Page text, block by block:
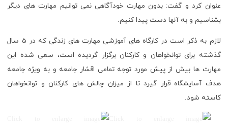
عنوان کرد و گفت: بدون مهارت خودآگاهی نمی توانیم مهارت های ديگر
بشناسیم و به آنها دست پیدا کنیم.
لازم به ذکر است در کارگاه های آموزشی مهارت های زندگی که در 5 سال
گذشته برای توانخواهان و کارکنان برگزار گردیده است، سعی شده این
مهارت ها بیش از پیش مورد توجه تمامی اقشار جامعه و به ویژه جامعه
هدف آسایشگاه قرار گیرد تا از میزان چالش های کارکنان و توانخواهان
کاسته شود.